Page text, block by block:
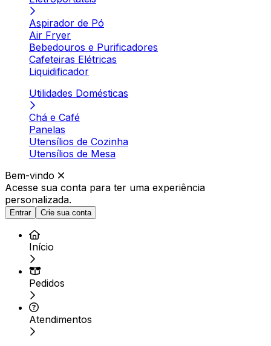
Aspirador de Pó
Air Fryer
Bebedouros e Purificadores
Cafeteiras Elétricas
Liquidificador
Utilidades Domésticas
Chá e Café
Panelas
Utensílios de Cozinha
Utensílios de Mesa
Bem-vindo
Acesse sua conta para ter uma experiência
personalizada.
Entrar Crie sua conta
Início
Pedidos
Atendimentos